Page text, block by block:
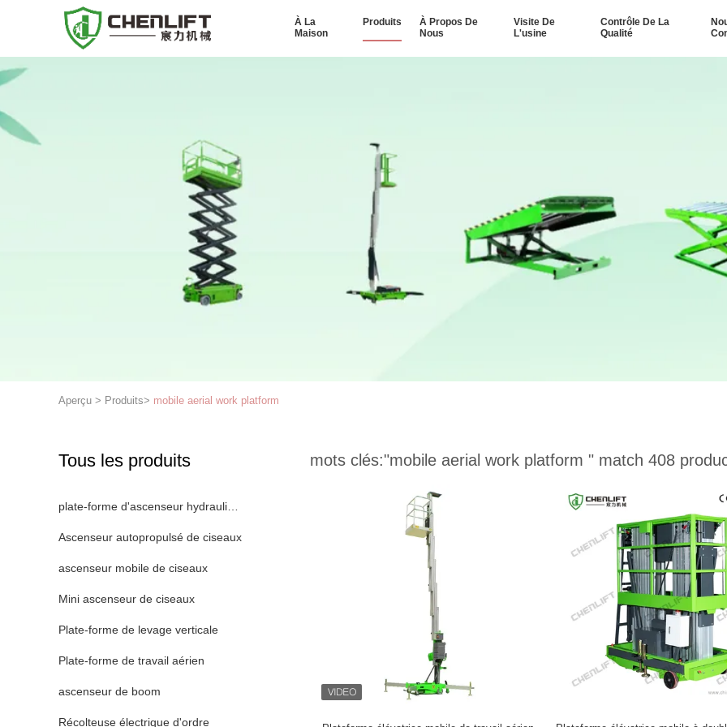
À La
Maison
Produits
À Propos De
Nous
Visite De
L'usine
Contrôle De La
Qualité
Aperçu > Produits> mobile aerial work platform
Tous les produits
Ascenseur autopropulsé de ciseaux
ascenseur mobile de ciseaux
Mini ascenseur de ciseaux
Plate-forme de levage verticale
Plate-forme de travail aérien
ascenseur de boom
Récolteuse électrique d'ordre
mots clés:"mobile aerial work platform " match 408